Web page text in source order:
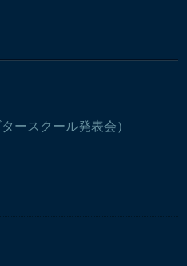
ースクール発表会）